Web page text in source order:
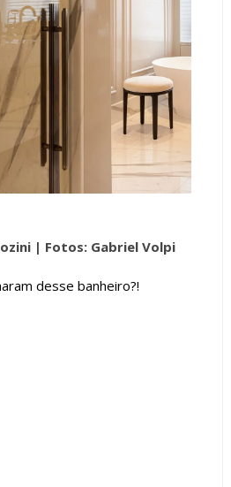
| Fotos: Gabriel Volpi
desse banheiro?!